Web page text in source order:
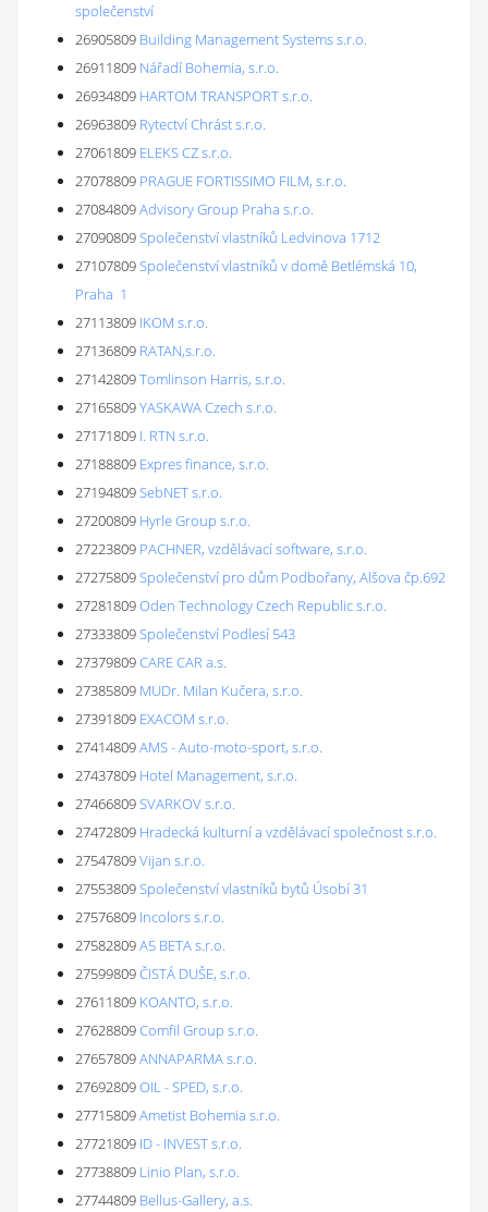
společenství
26905809 Building Management Systems s.r.o.
26911809 Nářadí Bohemia, s.r.o.
26934809 HARTOM TRANSPORT s.r.o.
26963809 Rytectví Chrást s.r.o.
27061809 ELEKS CZ s.r.o.
27078809 PRAGUE FORTISSIMO FILM, s.r.o.
27084809Advisory Group Praha s.r.o.
27090809Společenství vlastníků Ledvinova 1712
27107809Společenství vlastníků v domě Betlémská 10,
Praha 1
27113809 IKOM s.r.o.
27136809 RATAN,s.r.o.
27142809Tomlinson Harris, s.r.o.
27165809YASKAWA Czech s.r.o.
27171809 I. RTN s.r.o.
27188809 Expres finance, s.r.o.
27194809SebNET s.r.o.
27200809 Hyrle Group s.r.o.
27223809 PACHNER, vzdělávací software, s.r.o.
27275809Společenství pro dům Podbořany, Alšova čp.692
27281809Oden Technology Czech Republic s.r.o.
27333809Společenství Podlesí 543
27379809CARE CAR a.s.
27385809 MUDr. Milan Kučera, s.r.o.
27391809 EXACOM s.r.o.
27414809AMS - Auto-moto-sport, s.r.o.
27437809 Hotel Management, s.r.o.
27466809SVARKOV s.r.o.
27472809 Hradecká kulturní a vzdělávací společnost s.r.o.
27547809Vijan s.r.o.
27553809Společenství vlastníků bytů Úsobí 31
27576809 Incolors s.r.o.
27582809A5 BETA s.r.o.
27599809ČISTÁ DUŠE, s.r.o.
27611809 KOANTO, s.r.o.
27628809Comfil Group s.r.o.
27657809ANNAPARMA s.r.o.
27692809OIL - SPED, s.r.o.
27715809Ametist Bohemia s.r.o.
27721809 ID - INVEST s.r.o.
27738809 Linio Plan, s.r.o.
27744809 Bellus-Gallery, a.s.